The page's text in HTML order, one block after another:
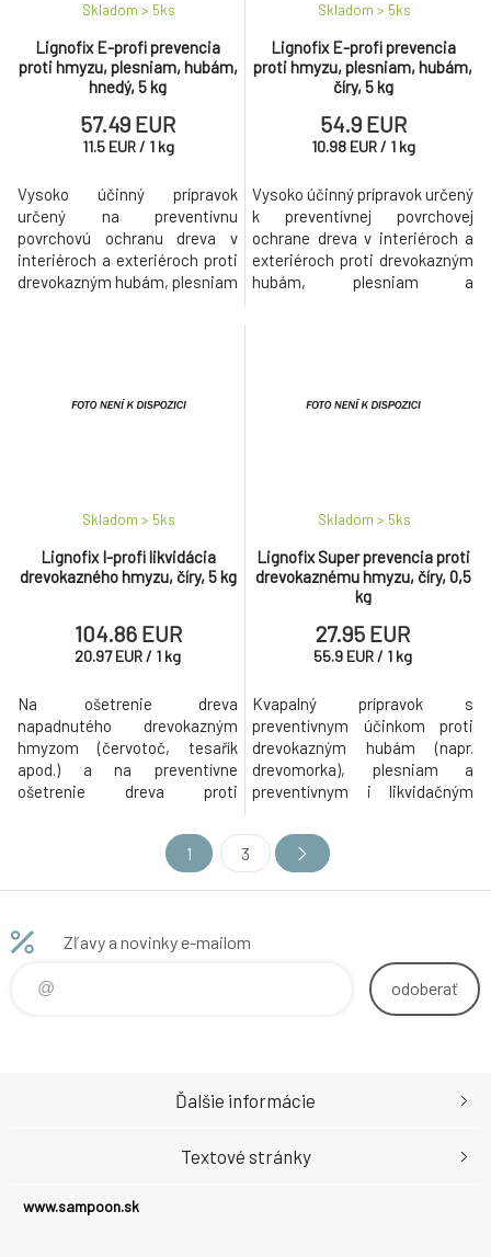
Lignofix E-profi prevencia
proti hmyzu, plesniam, hubám,
hnedý, 5 kg
Skladom > 5ks
57.49 EUR
11.5 EUR / 1 kg
Vysoko účinný prípravok
určený na preventívnu
povrchovú ochranu dreva v
interiéroch a exteriéroch proti
drevokazným hubám, plesniam
Lignofix E-profi prevencia
proti hmyzu, plesniam, hubám,
číry, 5 kg
Skladom > 5ks
54.9 EUR
10.98 EUR / 1 kg
Vysoko účinný prípravok určený
k preventívnej povrchovej
ochrane dreva v interiéroch a
exteriéroch proti drevokazným
hubám, plesniam a
Lignofix I-profi likvidácia
drevokazného hmyzu, číry, 5 kg
Skladom > 5ks
104.86 EUR
20.97 EUR/ 1 kg
Na ošetrenie dreva
napadnutého drevokazným
hmyzom (červotoč, tesařík
apod.) a na preventívne
ošetrenie dreva proti
interiéroch (strešné
konštrukcie, obloženie,
schody, podlahy atď.) a v
Lignofix Super prevencia proti
drevokaznému hmyzu, číry, 0,5
kg
Skladom > 5ks
27.95 EUR
55.9 EUR/ 1 kg
Kvapalný prípravok s
preventívnym účinkom proti
drevokazným hubám (napr.
drevomorka), plesniam a
preventívnym i likvidačným
(napr. červotoč, tesařík).
1 3
Zľavy a novinky e-mailom
odoberať
www.sampoon.sk
Ďalšie informácie
Textové stránky